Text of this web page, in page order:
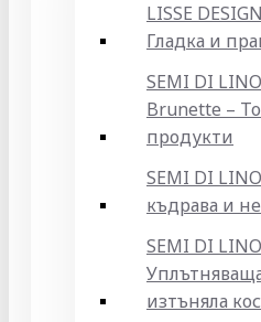
LISSE
Гладка и
SEMI DI
Brunette –
продукти
SEMI DI
къдрава и
SEMI DI
изтъняла